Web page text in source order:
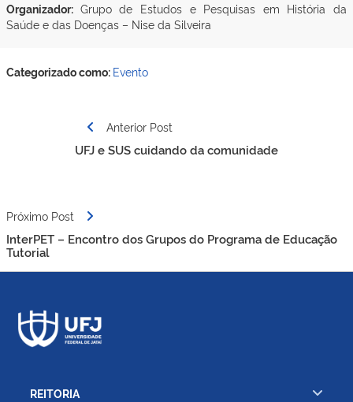
Organizador: Grupo de Estudos e Pesquisas em História da
Saúde e das Doenças – Nise da Silveira
Categorizado como: Evento
NavegaçãoAnterior Post
UFJ e SUS cuidando da comunidade
Próximo Post
InterPET – Encontro dos Grupos do Programa de Educação
Tutorial
REITORIA